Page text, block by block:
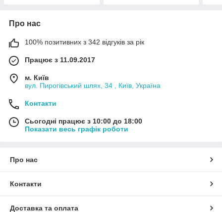
Про нас
100% позитивних з 342 відгуків за рік
Працює з 11.09.2017
м. Київ
вул. Пирогівський шлях, 34 , Київ, Україна
Контакти
Сьогодні працює з 10:00 до 18:00
Показати весь графік роботи
Про нас
Контакти
Доставка та оплата